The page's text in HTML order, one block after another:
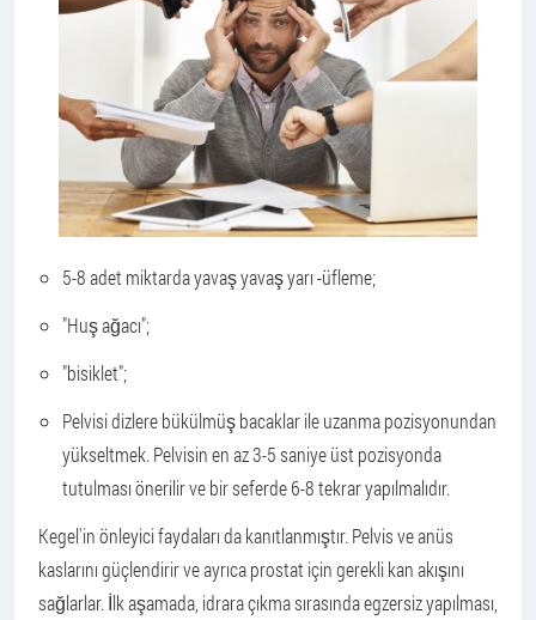
5-8 adet miktarda yavaş yavaş yarı -üfleme;
"Huş ağacı";
"bisiklet";
Pelvisi dizlere bükülmüş bacaklar ile uzanma pozisyonundan
yükseltmek. Pelvisin en az 3-5 saniye üst pozisyonda
tutulması önerilir ve bir seferde 6-8 tekrar yapılmalıdır.
Kegel'in önleyici faydaları da kanıtlanmıştır. Pelvis ve anüs
kaslarını güçlendirir ve ayrıca prostat için gerekli kan akışını
sağlarlar. İlk aşamada, idrara çıkma sırasında egzersiz yapılması,